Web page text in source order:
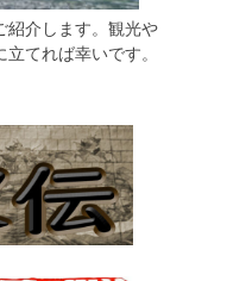
紹介します。観光や
てれば幸いです。